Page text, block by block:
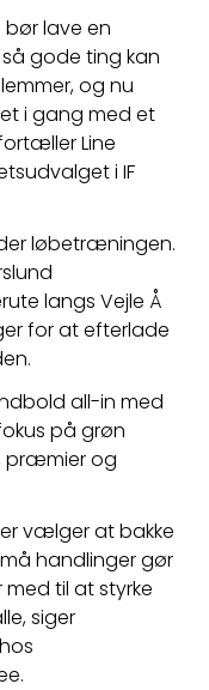
bør lave en
gode ting kan
og nu
i gang med et
Line
i IF
løbetræningen.
langs Vejle Å
for at efterlade
all-in med
på grøn
præmier og
vælger at bakke
handlinger gør
til at styrke
siger